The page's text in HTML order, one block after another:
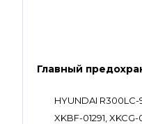
Главный
HYUNDAI R300LC-
XKBF-01291,